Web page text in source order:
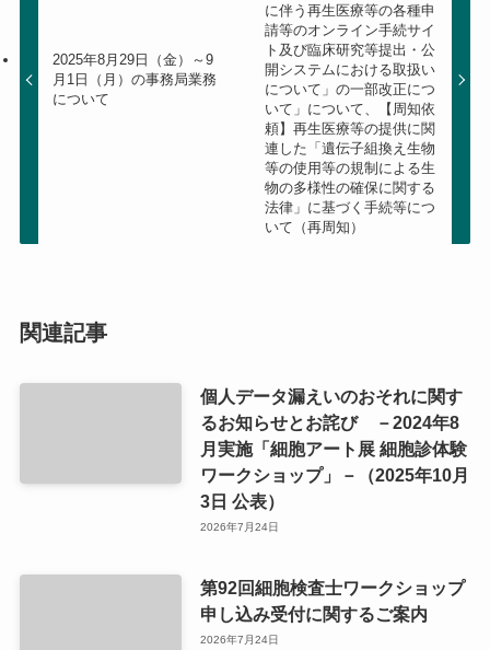
2025年8月29日（金）～9
月1日（月）の事務局業務
について
に伴う再生医療等の各種申
請等のオンライン手続サイ
ト及び臨床研究等提出・公
開システムにおける取扱い
について」の一部改正につ
いて」について、【周知依
頼】再生医療等の提供に関
連した「遺伝子組換え生物
等の使用等の規制による生
物の多様性の確保に関する
法律」に基づく手続等につ
いて（再周知）
関連記事
個人データ漏えいのおそれに関す
るお知らせとお詫び －2024年8
月実施「細胞アート展 細胞診体験
ワークショップ」－（2025年10月
3日 公表）
2026年7月24日
第92回細胞検査士ワークショップ
申し込み受付に関するご案内
2026年7月24日